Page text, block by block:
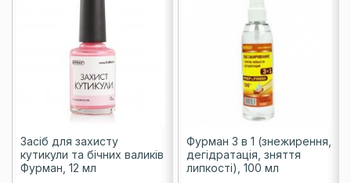
Засіб для захисту
кутикули та бічних валиків
Фурман, 12 мл
Фурман 3 в 1 (знежирення,
дегідратація, зняття
липкості), 100 мл